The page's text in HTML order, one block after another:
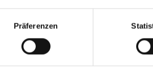
Präferenzen
Fonds FAQ